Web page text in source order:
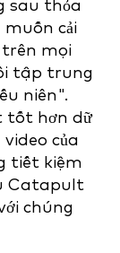
sau thỏa
cải
mọi
tập trung
niên".
tốt hơn dữ
của
tiết kiệm
Catapult
chúng